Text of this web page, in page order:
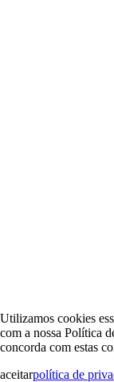
Utilizamos cookies
com a nossa Política
concorda com estas
aceitarpolítica de